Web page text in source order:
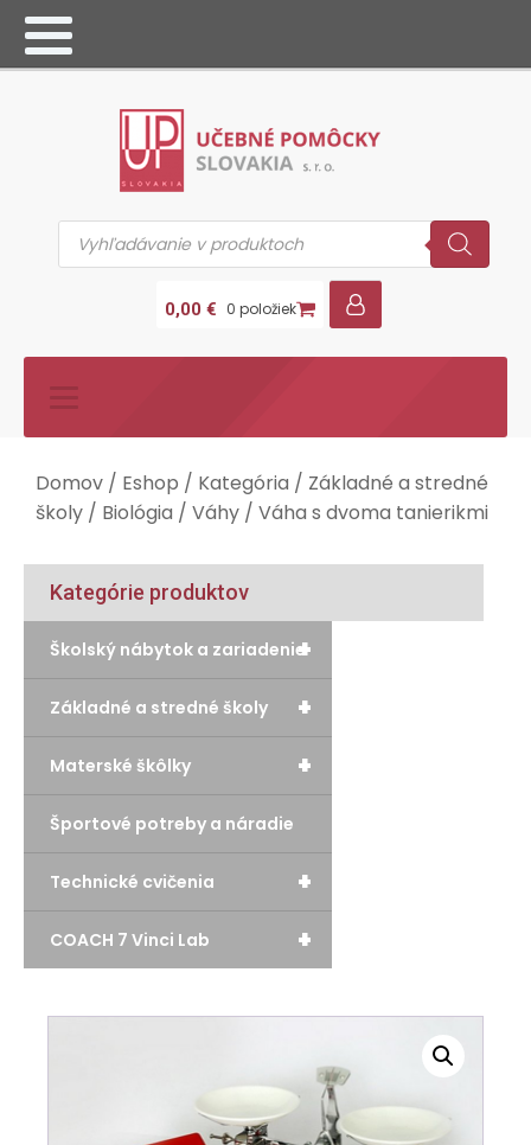
Products
search
0,00 € 0 položiek
Domov / Eshop / Kategória / Základné a stredné
školy / Biológia / Váhy / Váha s dvoma tanierikmi
Kategórie produktov
+
Školský nábytok a zariadenie
+
Základné a stredné školy
+
Materské škôlky
Športové potreby a náradie
+
Technické cvičenia
+
COACH 7 Vinci Lab